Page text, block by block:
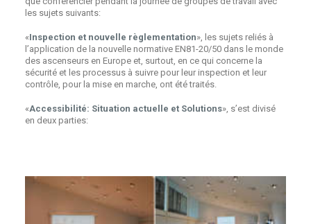
les sujets suivants:
«Inspection et nouvelle règlementation», les sujets reliés à
l’application de la nouvelle normative EN81-20/50 dans le monde
des ascenseurs en Europe et, surtout, en ce qui concerne la
sécurité et les processus à suivre pour leur inspection et leur
contrôle, pour la mise en marche, ont été traités.
«Accessibilité: Situation actuelle et Solutions», s’est divisé
en deux parties: